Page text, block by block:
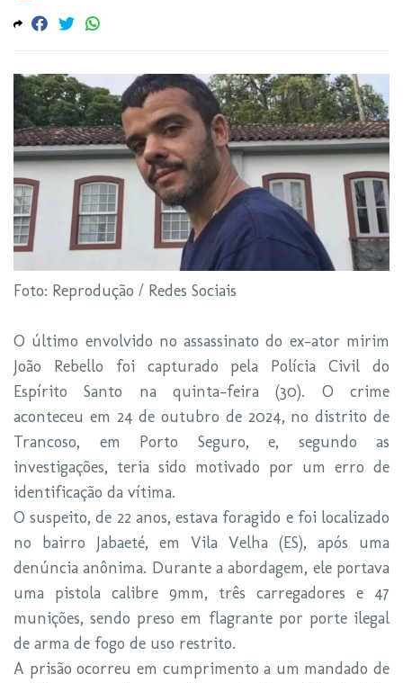
Foto: Reprodução / Redes Sociais
O último envolvido no assassinato do ex-ator mirim
João Rebello foi capturado pela Polícia Civil do
Espírito Santo na quinta-feira (30). O crime
aconteceu em 24 de outubro de 2024, no distrito de
Trancoso, em Porto Seguro, e, segundo as
investigações, teria sido motivado por um erro de
identificação da vítima.
O suspeito, de 22 anos, estava foragido e foi localizado
no bairro Jabaeté, em Vila Velha (ES), após uma
denúncia anônima. Durante a abordagem, ele portava
uma pistola calibre 9mm, três carregadores e 47
munições, sendo preso em flagrante por porte ilegal
de arma de fogo de uso restrito.
A prisão ocorreu em cumprimento a um mandado de